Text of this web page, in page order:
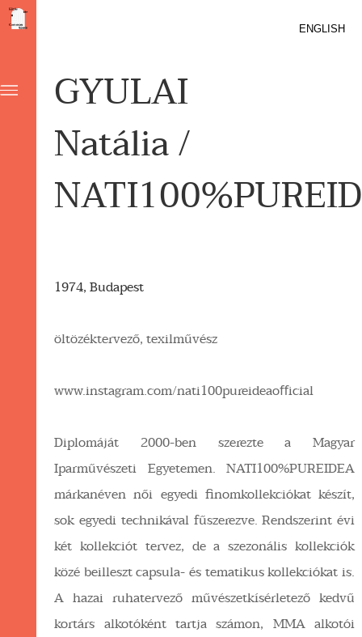
ENGLISH
GYULAI
Natália /
1974, Budapest
öltözéktervező, texilművész
www.instagram.com/nati100pureideaoﬀicial
Diplomáját 2000-ben szerezte a Magyar
Iparművészeti Egyetemen. NATI100%PUREIDEA
márkanéven női egyedi finomkollekciókat készít,
sok egyedi technikával fűszerezve. Rendszerint évi
két kollekciót tervez, de a szezonális kollekciók
közé beilleszt capsula- és tematikus kollekciókat is.
A hazai ruhatervező művészetkísérletező kedvű
kortárs alkotóként tartja számon, MMA alkotói